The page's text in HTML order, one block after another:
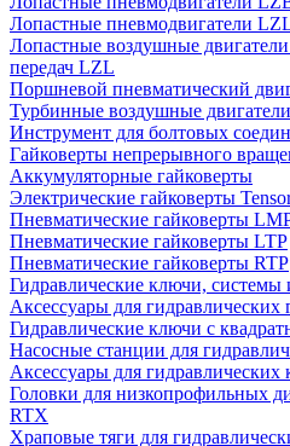
Лопастные пневмодвигатели
Лопастные воздушные
передач LZL
Поршневой пневматический
Турбинные воздушные
Инструмент для болтовых
Гайковерты непрерывного
Аккумуляторные гайковерты
Электрические гайковерты
Пневматические гайковерты
Пневматические гайковерты LTP
Пневматические гайковерты RTP
Гидравлические ключи, системы
Аксессуары для гидравлических
Гидравлические ключи с
Насосные станции для
Аксессуары для гидравлических
Головки для низкопрофильных
RTX
Храповые тяги для